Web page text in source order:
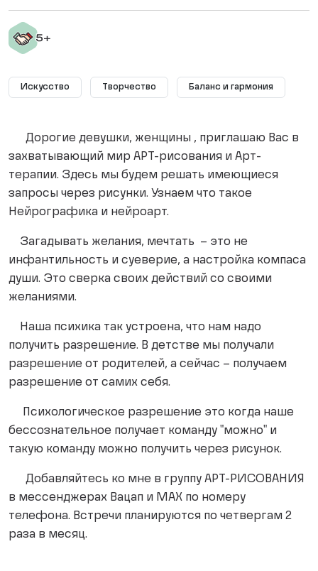
Искусство Творчество Баланс и гармония
Дорогие девушки, женщины , приглашаю Вас в
захватывающий мир АРТ-рисования и Арт-
терапии. Здесь мы будем решать имеющиеся
запросы через рисунки. Узнаем что такое
Нейрографика и нейроарт.
Загадывать желания, мечтать – это не
инфантильность и суеверие, а настройка компаса
души. Это сверка своих действий со своими
желаниями.
Наша психика так устроена, что нам надо
получить разрешение. В детстве мы получали
разрешение от родителей, а сейчас – получаем
разрешение от самих себя.
Психологическое разрешение это когда наше
бессознательное получает команду "можно" и
такую команду можно получить через рисунок.
Добавляйтесь ко мне в группу АРТ-РИСОВАНИЯ
в мессенджерах Вацап и МАХ по номеру
телефона. Встречи планируются по четвергам 2
раза в месяц.